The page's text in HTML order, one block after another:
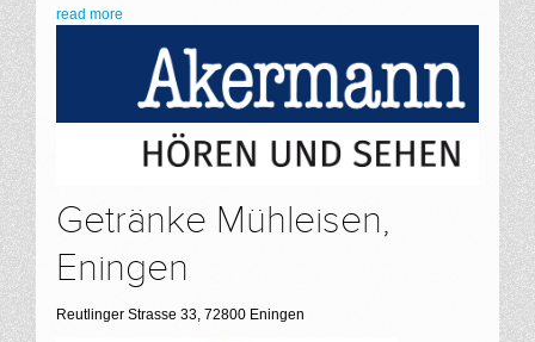
read more
Getränke Mühleisen,
Eningen
Reutlinger Strasse 33, 72800 Eningen